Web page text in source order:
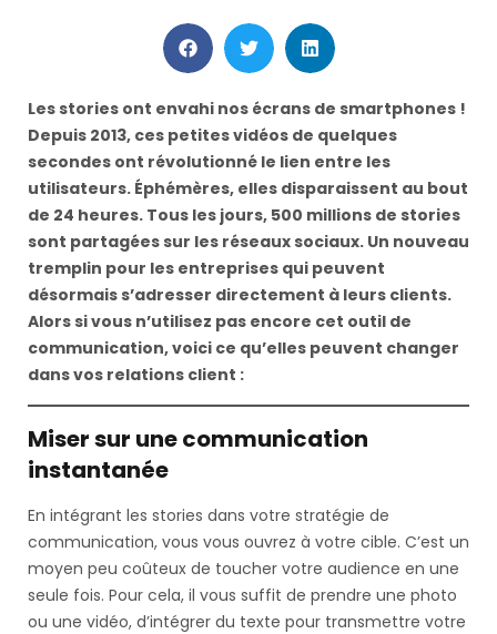
Les stories ont envahi nos écrans de smartphones !
Depuis 2013, ces petites vidéos de quelques
secondes ont révolutionné le lien entre les
utilisateurs. Éphémères, elles disparaissent au bout
de 24 heures. Tous les jours, 500 millions de stories
sont partagées sur les réseaux sociaux. Un nouveau
tremplin pour les entreprises qui peuvent
désormais s’adresser directement à leurs clients.
Alors si vous n’utilisez pas encore cet outil de
communication, voici ce qu’elles peuvent changer
dans vos relations client :
Miser sur une communication
instantanée
En intégrant les stories dans votre stratégie de
communication, vous vous ouvrez à votre cible. C’est un
moyen peu coûteux de toucher votre audience en une
seule fois. Pour cela, il vous suffit de prendre une photo
ou une vidéo, d’intégrer du texte pour transmettre votre